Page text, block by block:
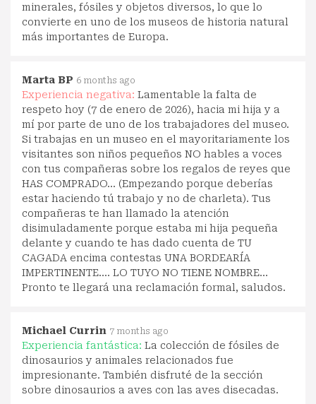
minerales, fósiles y objetos diversos, lo que lo
convierte en uno de los museos de historia natural
más importantes de Europa.
Marta BP 6 months ago
Experiencia negativa: Lamentable la falta de
respeto hoy (7 de enero de 2026), hacia mi hija y a
mí por parte de uno de los trabajadores del museo.
Si trabajas en un museo en el mayoritariamente los
visitantes son niños pequeños NO hables a voces
con tus compañeras sobre los regalos de reyes que
HAS COMPRADO... (Empezando porque deberías
estar haciendo tú trabajo y no de charleta). Tus
compañeras te han llamado la atención
disimuladamente porque estaba mi hija pequeña
delante y cuando te has dado cuenta de TU
CAGADA encima contestas UNA BORDEARÍA
IMPERTINENTE.... LO TUYO NO TIENE NOMBRE...
Pronto te llegará una reclamación formal, saludos.
Michael Currin 7 months ago
Experiencia fantástica: La colección de fósiles de
dinosaurios y animales relacionados fue
impresionante. También disfruté de la sección
sobre dinosaurios a aves con las aves disecadas.